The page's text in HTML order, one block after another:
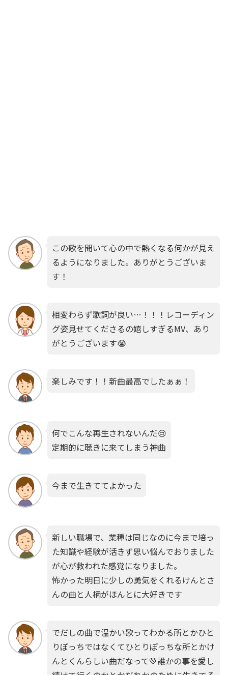
この歌を聞いて心の中で熱くなる何かが見え
るようになりました。ありがとうございま
す！
相変わらず歌詞が良い…！！！レコーディン
グ姿見せてくださるの嬉しすぎるMV、あり
がとうございます😭
楽しみです！！新曲最高でしたぁぁ！
何でこんな再生されないんだ😢
定期的に聴きに来てしまう神曲
今まで生きててよかった
新しい職場で、業種は同じなのに今まで培っ
た知識や経験が活きず思い悩んでおりました
が心が救われた感覚になりました。
怖かった明日に少しの勇気をくれるけんとさ
んの曲と人柄がほんとに大好きです
でだしの曲で温かい歌ってわかる所とかひと
りぼっちではなくてひとりぽっちな所とかけ
んとくんらしい曲だなって💚誰かの事を愛し